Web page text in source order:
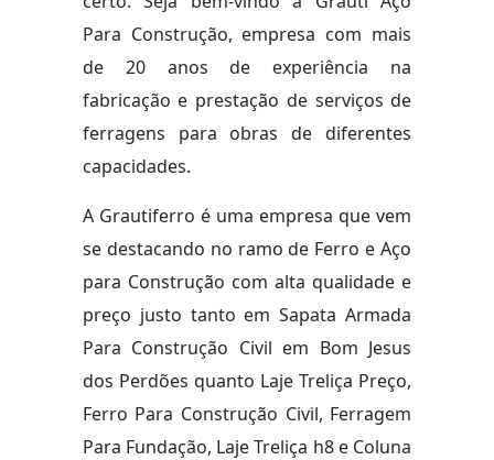
Para Construção, empresa com mais
de 20 anos de experiência na
fabricação e prestação de serviços de
ferragens para obras de diferentes
capacidades.
A Grautiferro é uma empresa que vem
se destacando no ramo de Ferro e Aço
para Construção com alta qualidade e
preço justo tanto em Sapata Armada
Para Construção Civil em Bom Jesus
dos Perdões quanto Laje Treliça Preço,
Ferro Para Construção Civil, Ferragem
Para Fundação, Laje Treliça h8 e Coluna